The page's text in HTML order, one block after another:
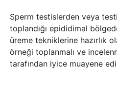
Sperm testislerden veya
toplandığı epididimal
üreme tekniklerine hazırlık
örneği toplanmalı ve
tarafından iyice muayene